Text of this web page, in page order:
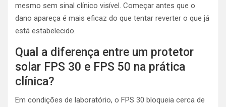
mesmo sem sinal clínico visível. Começar antes que o
dano apareça é mais eficaz do que tentar reverter o que já
está estabelecido.
Qual a diferença entre um protetor
solar FPS 30 e FPS 50 na prática
clínica?
Em condições de laboratório, o FPS 30 bloqueia cerca de